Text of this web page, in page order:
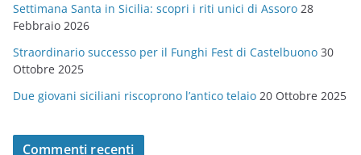
Settimana Santa in Sicilia: scopri i riti unici di Assoro 28
Febbraio 2026
Straordinario successo per il Funghi Fest di Castelbuono 30
Ottobre 2025
Due giovani siciliani riscoprono l’antico telaio 20 Ottobre 2025
Commenti recenti